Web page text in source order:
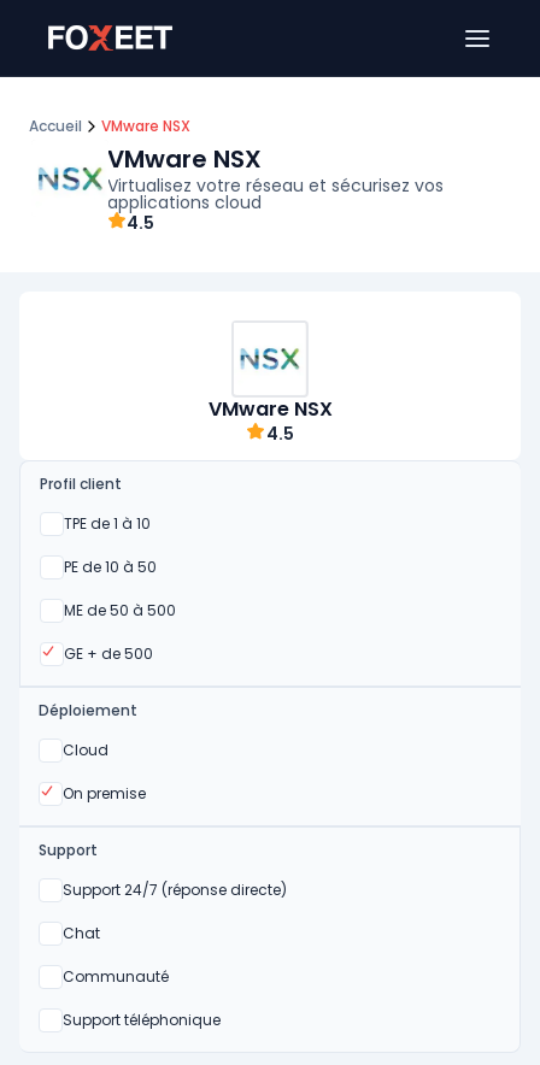
Accueil VMware NSX
VMware NSX
Virtualisez votre réseau et sécurisez vos
applications cloud
4.5
VMware NSX
4.5
Profil client
TPE de 1 à 10
Oui
PE de 10 à 50
Oui
ME de 50 à 500
Oui
GE + de 500
Oui
Déploiement
Cloud
Oui
On premise
Oui
Support
Support 24/7 (réponse directe)
Non
Chat
Non
Communauté
Non
Support téléphonique
Non